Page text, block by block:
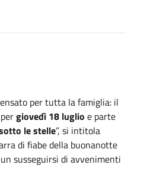
per tutta la famiglia: il
giovedì 18 luglio e parte
le stelle”, si intitola
di fiabe della buonanotte
susseguirsi di avvenimenti